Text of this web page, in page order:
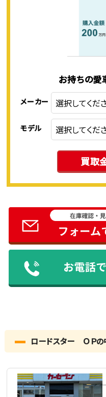
お持ちの愛
メーカー
モデル
買取
ロードスター ＯＰ